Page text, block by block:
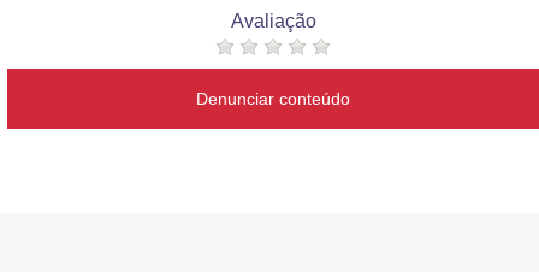
Avaliação
Denunciar conteúdo